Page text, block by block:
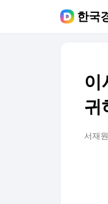
한국
이
귀
서재